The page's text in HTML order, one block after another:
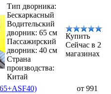
Тип дворника:
Бескаркасный
Водительский
дворник: 65 см
Пассажирский
дворник: 40 см
Страна
производства:
Китай
Купить
Сейчас в 2
магазинах
от 991